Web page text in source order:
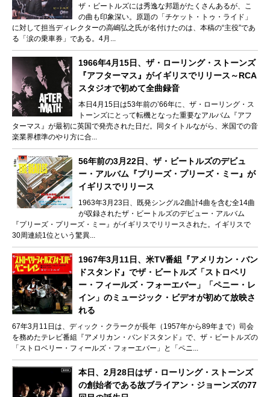
ザ・ビートルズには秀逸な邦題がたくさんあるが、こ
の曲も印象深い。原題の「チケット・トゥ・ライド」
に対して担当ディレクターの高嶋弘之氏が名付けたのは、本稿の“主役”であ
る「涙の乗車券」である。4月...
1966年4月15日、ザ・ローリング・ストーンズ
『アフターマス』がイギリスでリリース～RCA
スタジオで初めて全曲録音
本日4月15日は53年前の’66年に、ザ・ローリング・ス
トーンズにとって転機となった重要なアルバム『アフ
ターマス』が最初に英国で発売された日だ。同タイトルながら、米国での音
楽業界標準のやり方に合...
56年前の3月22日、ザ・ビートルズのデビュ
ー・アルバム『プリーズ・プリーズ・ミー』が
イギリスでリリース
1963年3月23日、既発シングル2曲計4曲を含む全14曲
が収録されたザ・ビートルズのデビュー・アルバム
『プリーズ・プリーズ・ミー』がイギリスでリリースされた。イギリスで
30周連続1位という驚異...
1967年3月11日、米TV番組『アメリカン・バン
ドスタンド』でザ・ビートルズ「ストロベリ
ー・フィールズ・フォーエバー」「ペニー・レ
イン」のミュージック・ビデオが初めて放映さ
れる
67年3月11日は、ディック・クラークが長年（1957年から89年まで）司会
を務めたテレビ番組『アメリカン・バンドスタンド』で、ザ・ビートルズの
「ストロベリー・フィールズ・フォーエバー」と「ペニ...
本日、2月28日はザ・ローリング・ストーンズ
の創始者である故ブライアン・ジョーンズの77